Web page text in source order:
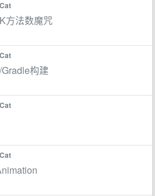
方法数魔咒
构建